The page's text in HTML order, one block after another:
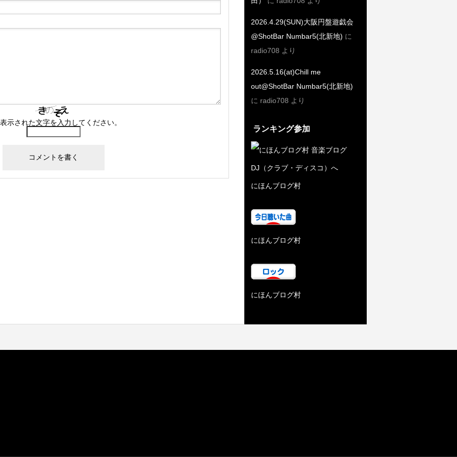
示された文字を入力してください。
2026.4.29(SUN)大阪円盤遊戯会
@ShotBar Numbar5(北新地) に
radio708 より
2026.5.16(at)Chill me
out@ShotBar Numbar5(北新地)
に radio708 より
ランキング参加
にほんブログ村
にほんブログ村
にほんブログ村